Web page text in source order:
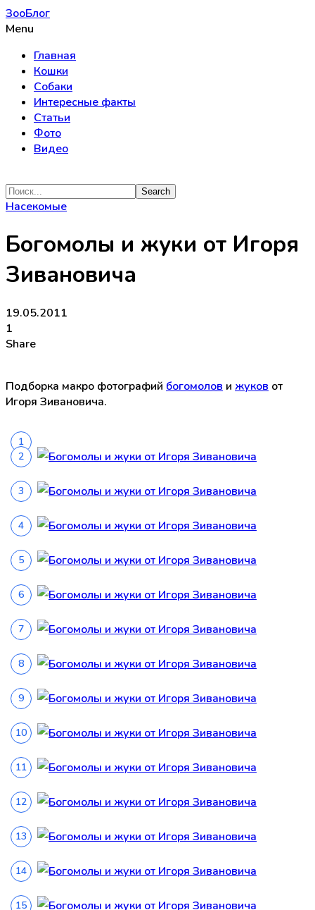
ЗооБлог
Menu
Главная
Кошки
Собаки
Интересные факты
Статьи
Фото
Видео
Насекомые
Богомолы и жуки от Игоря
Зивановича
19.05.2011
1
Share
Подборка макро фотографий богомолов и жуков от
Игоря Зивановича.